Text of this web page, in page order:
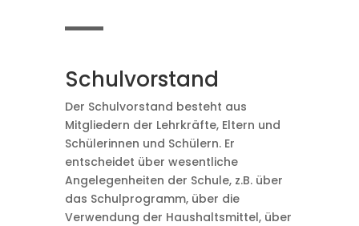
Schulvorstand
Der Schulvorstand besteht aus
Mitgliedern der Lehrkräfte, Eltern und
Schülerinnen und Schülern. Er
entscheidet über wesentliche
Angelegenheiten der Schule, z.B. über
das Schulprogramm, über die
Verwendung der Haushaltsmittel, über